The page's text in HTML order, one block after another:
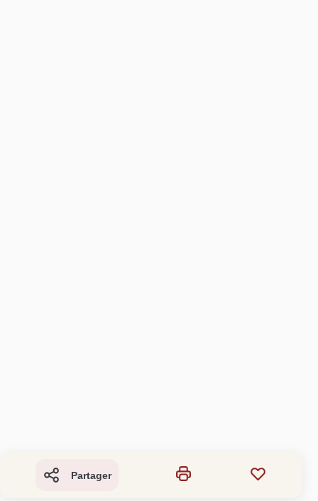
Partager